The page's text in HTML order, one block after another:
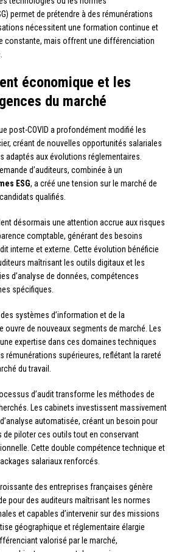
permet de prétendre à des rémunérations
nécessitent une formation continue et
constante, mais offrent une différenciation
économique et les
du marché
post-COVID a profondément modifié les
créant de nouvelles opportunités salariales
adaptés aux évolutions réglementaires.
d’auditeurs, combinée à un
ESG, a créé une tension sur le marché de
qualifiés.
désormais une attention accrue aux risques
comptable, générant des besoins
interne et externe. Cette évolution bénéficie
maîtrisant les outils digitaux et les
d’analyse de données, compétences
spécifiques.
des systèmes d’information et de la
ouvre de nouveaux segments de marché. Les
expertise dans ces domaines techniques
rémunérations supérieures, reflétant la rareté
du travail.
d’audit transforme les méthodes de
Les cabinets investissent massivement
automatisée, créant un besoin pour
de piloter ces outils tout en conservant
Cette double compétence technique et
salariaux renforcés.
des entreprises françaises génère
pour des auditeurs maîtrisant les normes
et capables d’intervenir sur des missions
géographique et réglementaire élargie
valorisé par le marché,